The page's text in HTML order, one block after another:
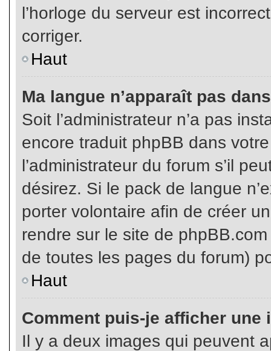
l’horloge du serveur est
corriger.
Haut
Ma langue n’apparaît pas
Soit l’administrateur n’a pas
encore traduit phpBB dans
l’administrateur du forum s’il
désirez. Si le pack de langue
porter volontaire afin de créer
rendre sur le site de
de toutes les pages du forum)
Haut
Comment puis-je afficher une
Il y a deux images qui peuvent